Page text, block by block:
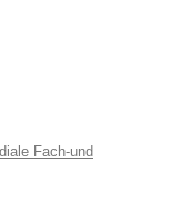
Fach-und